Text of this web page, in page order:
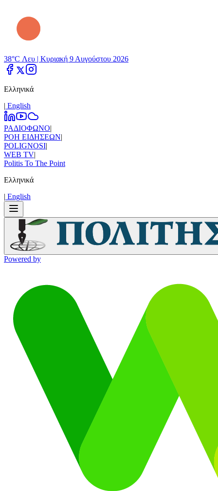
38°C Λευ | Κυριακή 9 Αυγούστου 2026
Ελληνικά
| Εnglish
ΡΑΔΙΟΦΩΝΟ|
ΡΟΗ ΕΙΔΗΣΕΩΝ|
POLIGNOSI|
WEB TV|
Politis To The Point
Ελληνικά
| Εnglish
Powered by